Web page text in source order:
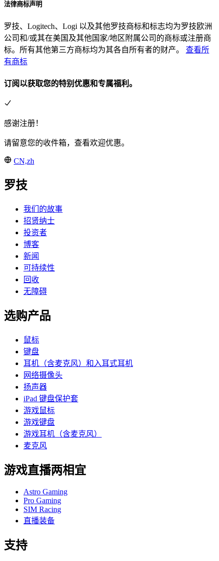
法律商标声明
罗技、Logitech、Logi 以及其他罗技商标和标志均为罗技欧洲
公司和/或其在美国及其他国家/地区附属公司的商标或注册商
标。所有其他第三方商标均为其各自所有者的财产。 查看所
有商标
订阅以获取您的特别优惠和专属福利。
感谢注册！
请留意您的收件箱，查看欢迎优惠。
CN,zh
罗技
我们的故事
招贤纳士
投资者
博客
新闻
可持续性
回收
无障碍
选购产品
鼠标
键盘
耳机（含麦克风）和入耳式耳机
网络摄像头
扬声器
iPad 键盘保护套
游戏鼠标
游戏键盘
游戏耳机（含麦克风）
麦克风
游戏直播两相宜
Astro Gaming
Pro Gaming
SIM Racing
直播装备
支持